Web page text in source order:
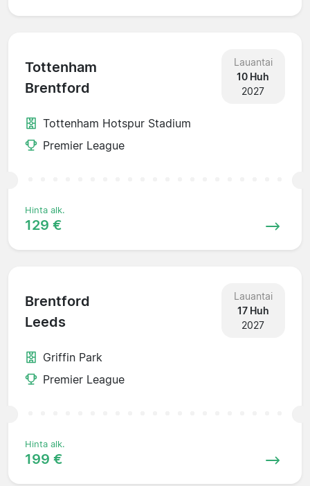
Tottenham
Brentford
Lauantai
10 Huh
2027
Tottenham Hotspur Stadium
Premier League
Hinta alk.
129 €
Brentford
Leeds
Lauantai
17 Huh
2027
Griffin Park
Premier League
Hinta alk.
199 €